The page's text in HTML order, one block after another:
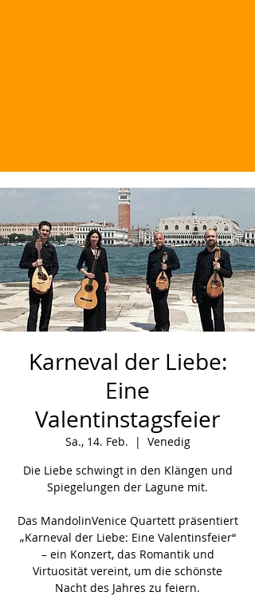
Karneval der Liebe:
Eine
Valentinstagsfeier
Sa., 14. Feb.
  |
Venedig
Die Liebe schwingt in den Klängen und
Spiegelungen der Lagune mit.
Das MandolinVenice Quartett präsentiert
„Karneval der Liebe: Eine Valentinsfeier“
– ein Konzert, das Romantik und
Virtuosität vereint, um die schönste
Nacht des Jahres zu feiern.